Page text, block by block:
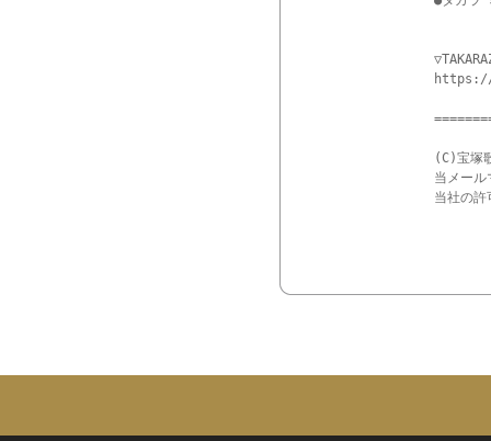
(C)宝塚
当メール
当社の許